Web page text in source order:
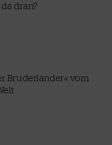
dran?
Bruderländer« vom